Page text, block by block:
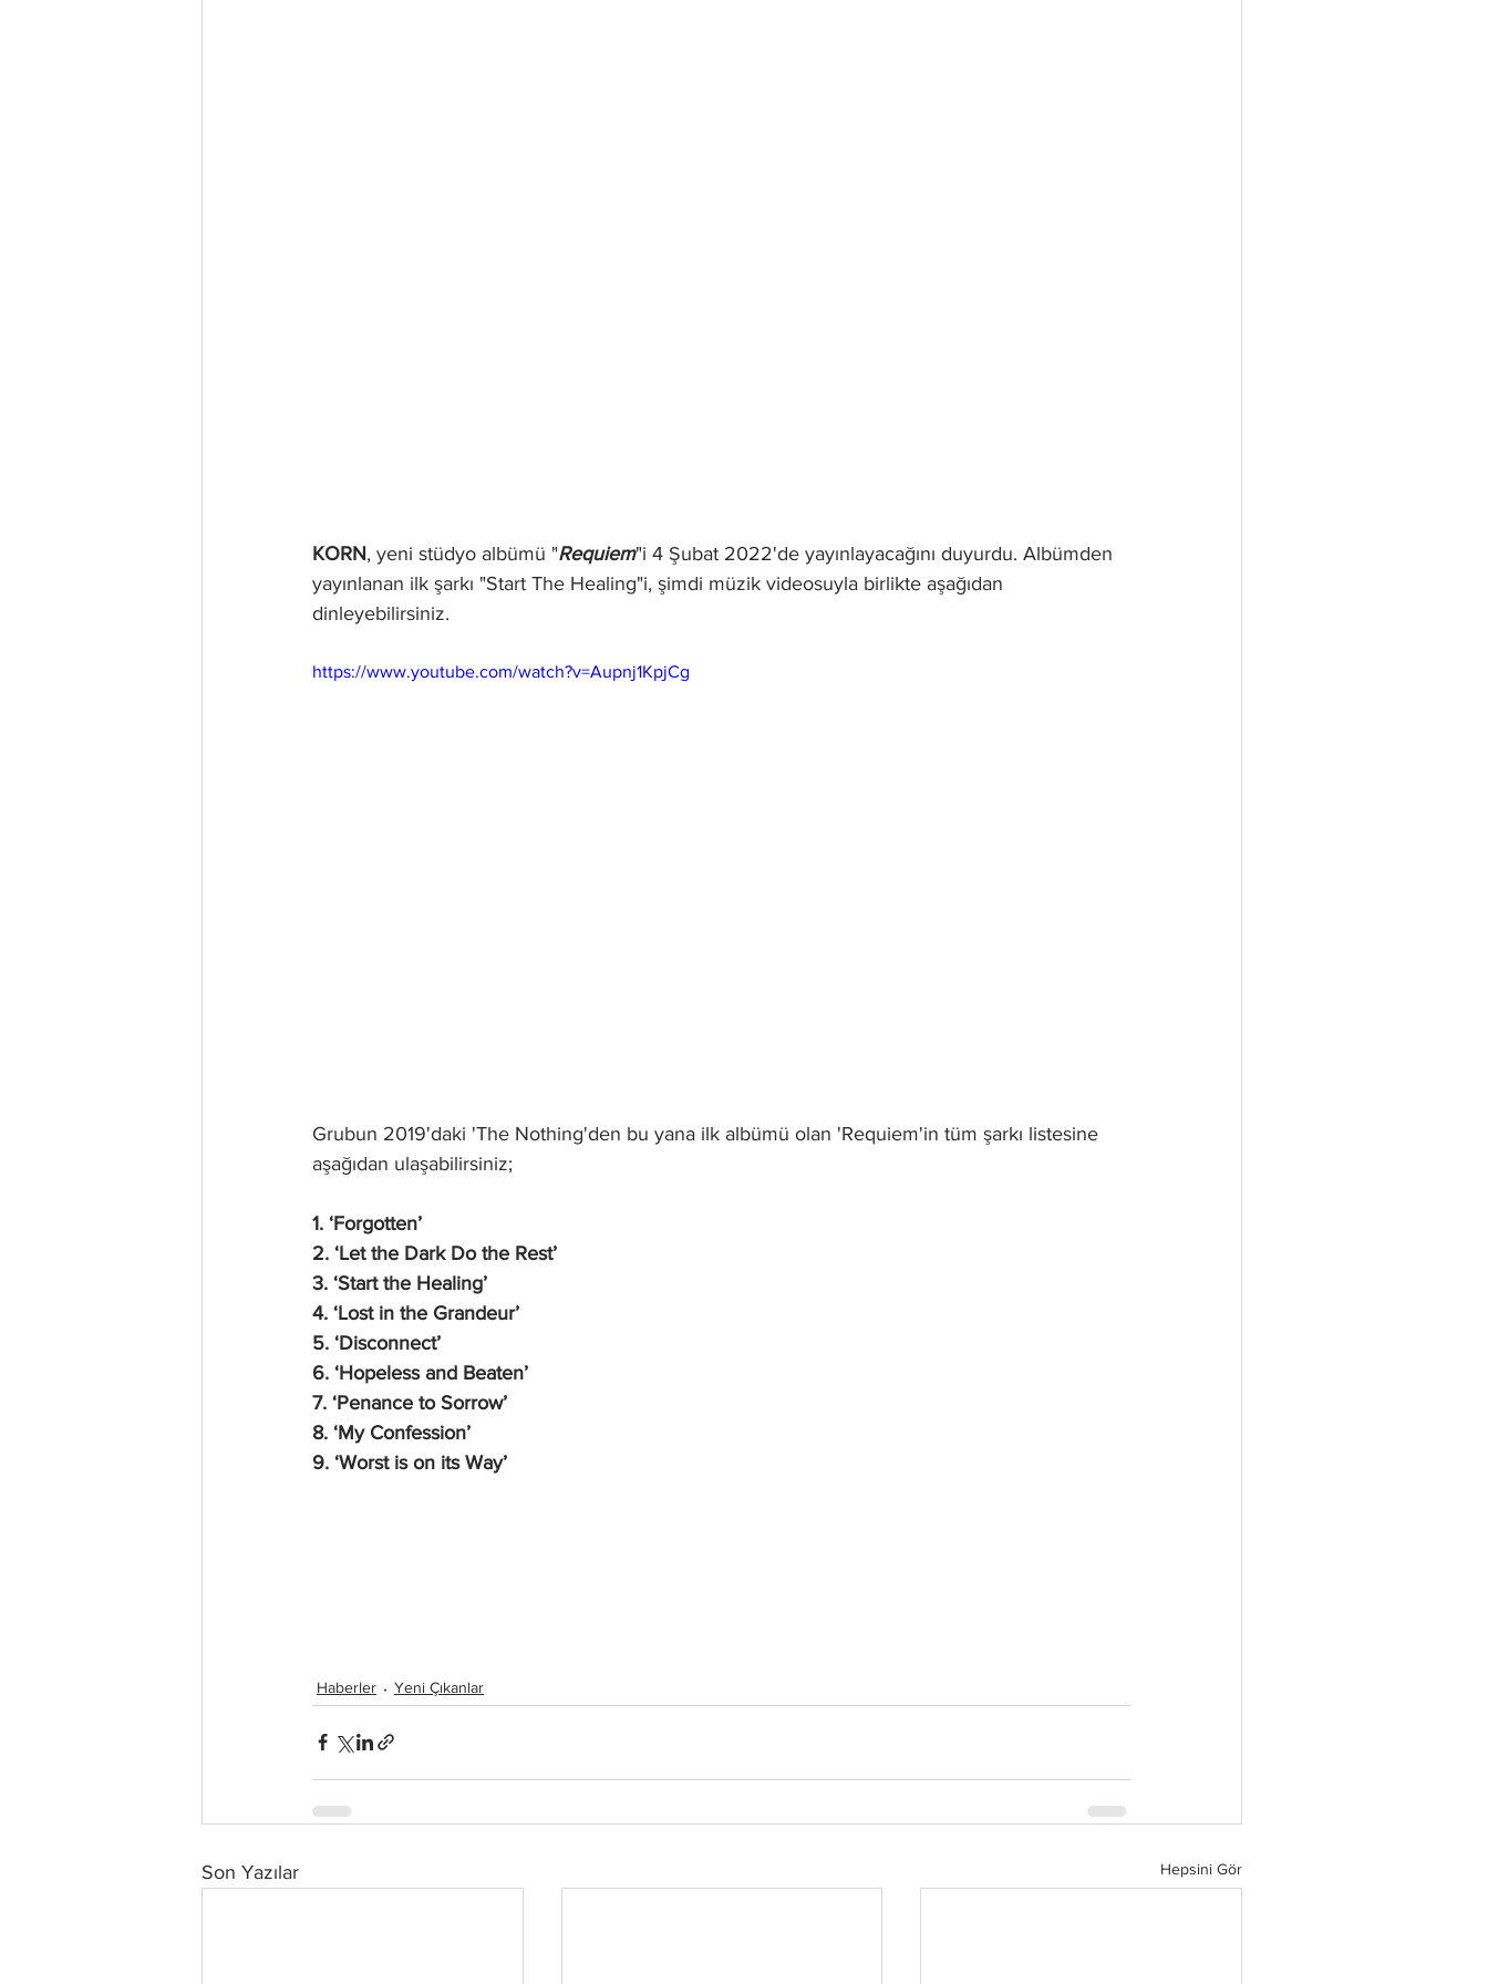
KORN, yeni stüdyo albümü "Requiem"i 4 Şubat 2022'de yayınlayacağını duyurdu. Albümden
yayınlanan ilk şarkı "Start The Healing"i, şimdi müzik videosuyla birlikte aşağıdan
dinleyebilirsiniz.
https://www.youtube.com/watch?v=Aupnj1KpjCg
Grubun 2019'daki 'The Nothing'den bu yana ilk albümü olan 'Requiem'in tüm şarkı listesine
aşağıdan ulaşabilirsiniz;
1. ‘Forgotten’
2. ‘Let the Dark Do the Rest’
3. ‘Start the Healing’
4. ‘Lost in the Grandeur’
5. ‘Disconnect’
6. ‘Hopeless and Beaten’
7. ‘Penance to Sorrow’
8. ‘My Confession’
9. ‘Worst is on its Way’
Haberler Yeni Çıkanlar
Son Yazılar Hepsini Gör